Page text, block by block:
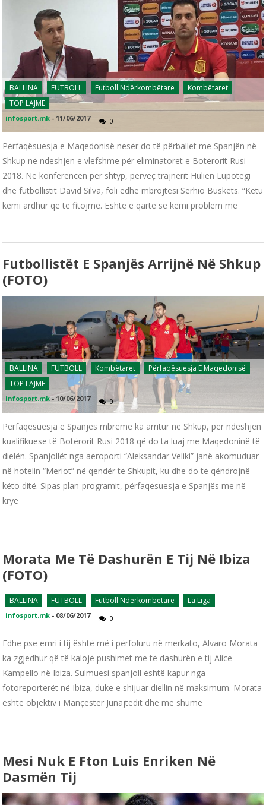
BALLINA FUTBOLL Futboll Ndërkombëtarë
Kombëtaret
TOP LAJME
infosport.mk - 11/06/2017 0
Përfaqësuesja e Maqedonisë nesër do të përballet me Spanjën në
Shkup në ndeshjen e vlefshme për eliminatoret e Botërorit Rusi
2018. Në konferencën për shtyp, përveç trajnerit Hulien Lupotegi
dhe futbollistit David Silva, foli edhe mbrojtësi Serhio Buskets. “Ketu
kemi ardhur që të fitojmë. Është e qartë se kemi problem me
Futbollistët E Spanjës Arrijnë Në Shkup
(FOTO)
BALLINA FUTBOLL Kombëtaret
Përfaqësuesja E Maqedonisë
TOP LAJME
infosport.mk - 10/06/2017 0
Përfaqësuesja e Spanjës mbrëmë ka arritur në Shkup, për ndeshjen
kualifikuese të Botërorit Rusi 2018 që do ta luaj me Maqedoninë të
dielën. Spanjollët nga aeroporti “Aleksandar Veliki” janë akomuduar
në hotelin “Meriot” në qendër të Shkupit, ku dhe do të qëndrojnë
këto ditë. Sipas plan-programit, përfaqësuesja e Spanjës me në
krye
Morata Me Të Dashurën E Tij Në Ibiza
(FOTO)
BALLINA FUTBOLL Futboll Ndërkombëtarë La Liga
infosport.mk - 08/06/2017 0
Edhe pse emri i tij është më i përfoluru në merkato, Alvaro Morata
ka zgjedhur që të kalojë pushimet me të dashurën e tij Alice
Kampello në Ibiza. Sulmuesi spanjoll është kapur nga
fotoreporterët në Ibiza, duke e shijuar diellin në maksimum. Morata
është objektiv i Mançester Junajtedit dhe me shumë
Mesi Nuk E Fton Luis Enriken Në
Dasmën Tij